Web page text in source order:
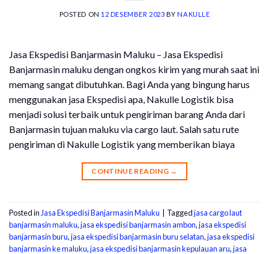
POSTED ON 12 DESEMBER 2023 BYNAKULLE
Jasa Ekspedisi Banjarmasin Maluku – Jasa Ekspedisi
Banjarmasin maluku dengan ongkos kirim yang murah saat ini
memang sangat dibutuhkan. Bagi Anda yang bingung harus
menggunakan jasa Ekspedisi apa, Nakulle Logistik bisa
menjadi solusi terbaik untuk pengiriman barang Anda dari
Banjarmasin tujuan maluku via cargo laut. Salah satu rute
pengiriman di Nakulle Logistik yang memberikan biaya
CONTINUE READING →
Posted in Jasa Ekspedisi Banjarmasin Maluku Taggedjasa cargo laut
banjarmasin maluku,jasa ekspedisi banjarmasin ambon,jasa ekspedisi
banjarmasin buru,jasa ekspedisi banjarmasin buru selatan,jasa ekspedisi
banjarmasin ke maluku,jasa ekspedisi banjarmasin kepulauan aru,jasa